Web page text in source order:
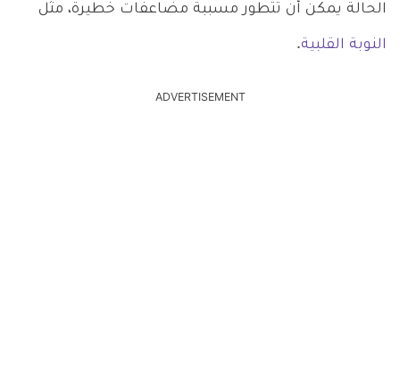
الحالة يمكن أن تتطور مسببة مضاعفات خطيرة، مثل
النوبة القلبية.
ADVERTISEMENT